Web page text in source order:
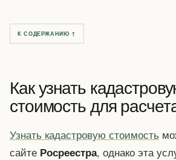
К СОДЕРЖАНИЮ ↑
Как узнать
стоимость для
Узнать кадастровую стоимость
сайте Росреестра, однако эта